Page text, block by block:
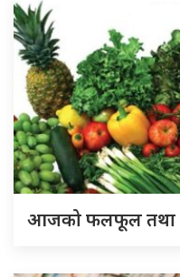
आजको फलफूल तथा